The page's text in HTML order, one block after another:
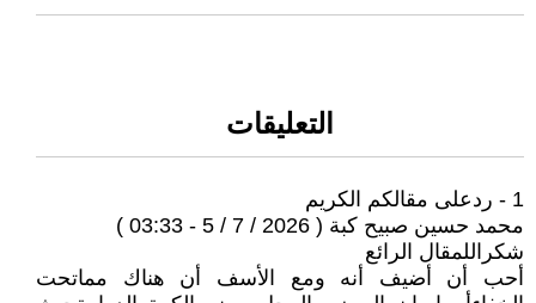
التعليقات
1 - ردعلى مقالكم الكريم
محمد حسين صبيح كبة ( 2026 / 7 / 5 - 03:33 )
شكراللمقال الرائع
أحب أن أضيف أنه ومع الأسف أن هناك مماتحت